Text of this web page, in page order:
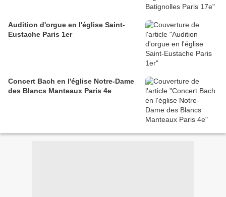
Audition d'orgue en l'église Saint-
Eustache Paris 1er
Concert Bach en l'église Notre-Dame
des Blancs Manteaux Paris 4e